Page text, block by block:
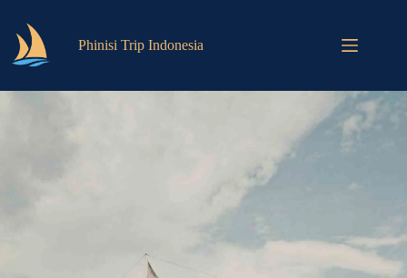
Phinisi Trip Indonesia